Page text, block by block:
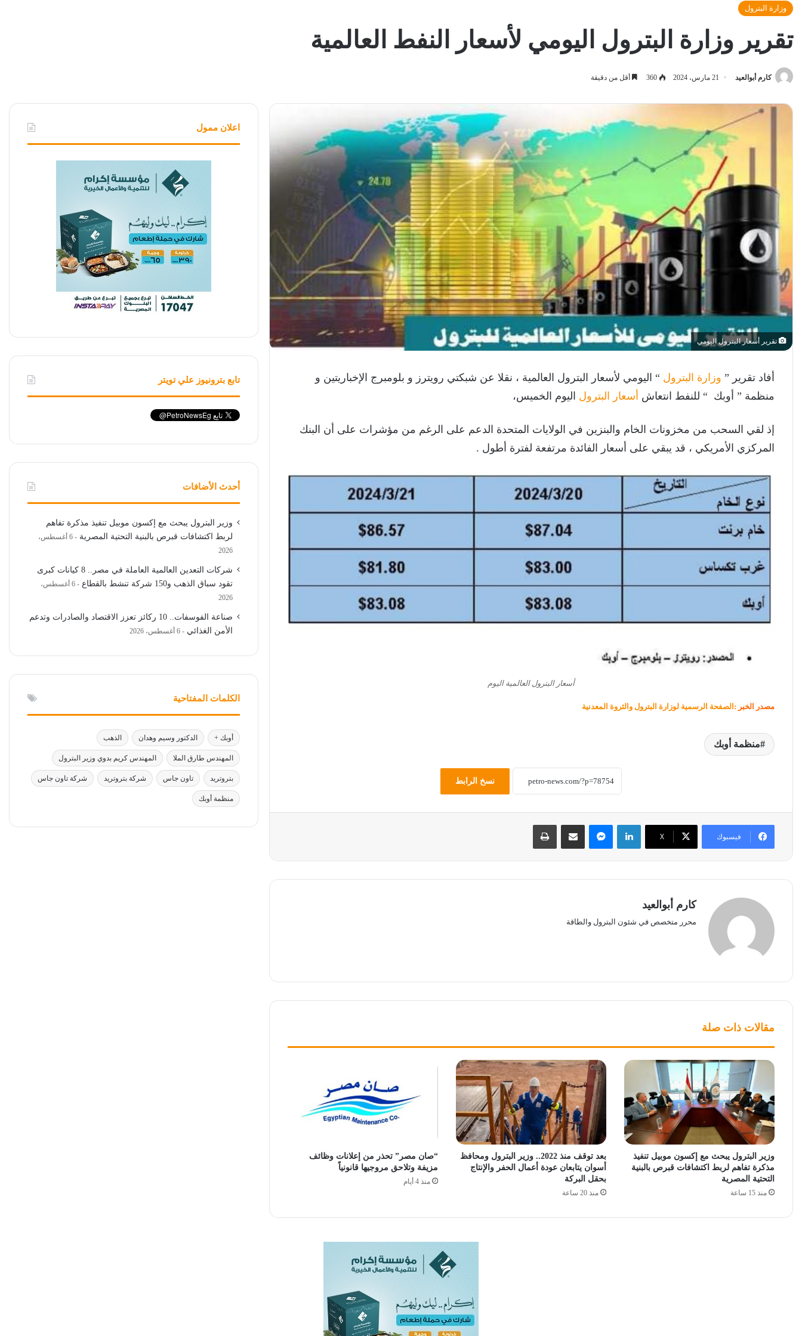
وزارة البترول
تقرير وزارة البترول اليومي لأسعار النفط العالمية
كارم أبوالعيد 21 مارس، 2024 360 أقل من دقيقة
تقرير أسعار البترول اليومي
أفاد تقرير ” وزارة البترول “ اليومي لأسعار البترول العالمية ، نقلا عن شبكتي رويترز و بلومبرج الإخباريتين و
منظمة ” أوبك “ للنفط انتعاش أسعار البترول اليوم الخميس،
إذ لقي السحب من مخزونات الخام والبنزين في الولايات المتحدة الدعم على الرغم من مؤشرات على أن البنك
المركزي الأمريكي ، قد يبقي على أسعار الفائدة مرتفعة لفترة أطول .
أسعار البترول العالمية اليوم
مصدر الخبر : الصفحة الرسمية لوزارة البترول والثروة المعدنية
منظمة أوبك
نسخ الرابط
فيسبوك ‫X
لينكدإن ماسنجر مشاركة عبر البريد طباعة
كارم أبوالعيد
محرر متخصص في شئون البترول والطاقة
مقالات ذات صلة
وزير البترول يبحث مع إكسون موبيل تنفيذ
مذكرة تفاهم لربط اكتشافات قبرص بالبنية
التحتية المصرية
منذ 15 ساعة
بعد توقف منذ 2022.. وزير البترول ومحافظ
أسوان يتابعان عودة أعمال الحفر والإنتاج
بحقل البركة
منذ 20 ساعة
“صان مصر” تحذر من إعلانات وظائف
مزيفة وتلاحق مروجيها قانونياً
منذ 4 أيام
اعلان ممول
تابع بترونيوز علي تويتر
أحدث الأضافات
وزير البترول يبحث مع إكسون موبيل تنفيذ مذكرة تفاهم
لربط اكتشافات قبرص بالبنية التحتية المصرية
6 أغسطس،
2026
شركات التعدين العالمية العاملة في مصر.. 8 كيانات كبرى
تقود سباق الذهب و150 شركة تنشط بالقطاع
6 أغسطس،
2026
صناعة الفوسفات.. 10 ركائز تعزز الاقتصاد والصادرات وتدعم
الأمن الغذائي
6 أغسطس، 2026
الكلمات المفتاحية
أوبك + الدكتور وسيم وهدان الذهب
المهندس طارق الملا المهندس كريم بدوي وزير البترول
بتروتريد تاون جاس شركة بتروتريد شركة تاون جاس
منظمة أوبك